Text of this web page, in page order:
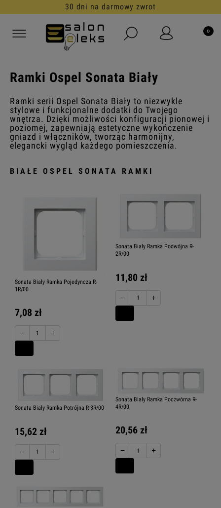
30 dni na darmowy zwrot
Ramki Ospel Sonata Biały
Ramki serii Ospel Sonata Biały to niezwykle
stylowe i funkcjonalne dodatki do Twojego
wnętrza. Dzięki możliwości konfiguracji pionowej i
poziomej, zapewniają estetyczne wykończenie
gniazd i włączników, tworząc harmonijny,
elegancki wygląd każdego pomieszczenia.
BIAŁE OSPEL SONATA RAMKI
Sonata Biały Ramka Pojedyncza R-
1R/00
7,08 zł
− +
Sonata Biały Ramka Podwójna R-
2R/00
11,80 zł
− +
Sonata Biały Ramka Potrójna R-3R/00
15,62 zł
− +
Sonata Biały Ramka Poczwórna R-
4R/00
20,56 zł
− +